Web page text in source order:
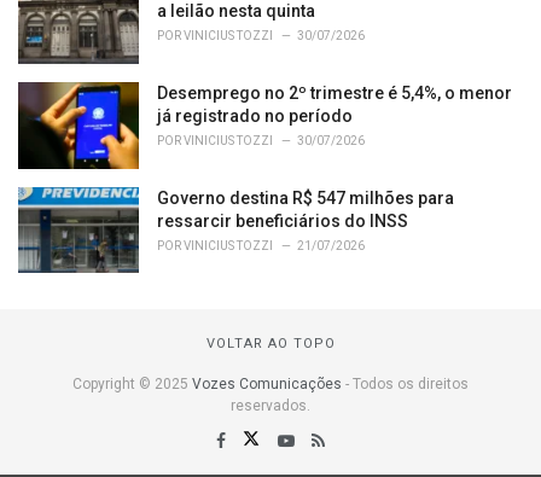
a leilão nesta quinta
PORVINICIUS TOZZI 30/07/2026
Desemprego no 2º trimestre é 5,4%, o menor
já registrado no período
PORVINICIUS TOZZI 30/07/2026
Governo destina R$ 547 milhões para
ressarcir beneficiários do INSS
PORVINICIUS TOZZI 21/07/2026
VOLTAR AO TOPO
Copyright © 2025 Vozes Comunicações - Todos os direitos
reservados.